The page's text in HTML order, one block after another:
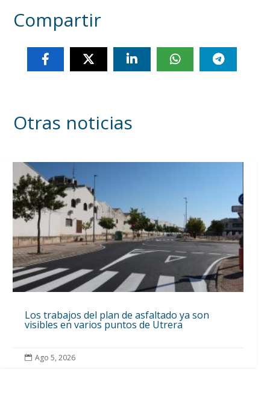
Compartir
Otras noticias
Los trabajos del plan de asfaltado ya son
visibles en varios puntos de Utrera
 Ago 5, 2026